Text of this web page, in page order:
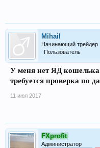
Mihail
Начинающий трейдер
Пользователь
У меня нет ЯД
требуется проверка по
11 июл 2017
FXprofit
Администратор